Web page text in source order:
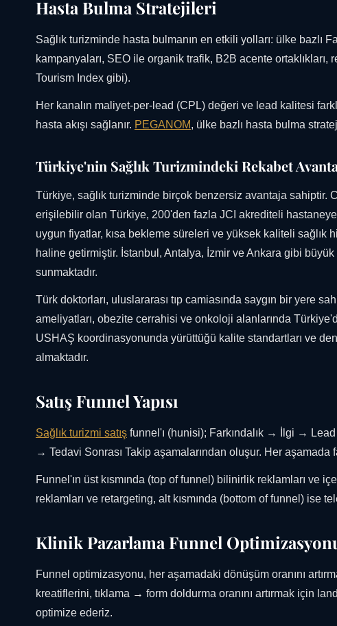
Hasta Bulma Stratejileri
Sağlık turizminde hasta bulmanın en etkili yolları: ülke bazlı
kampanyaları, SEO ile organik trafik, B2B acente
Tourism Index gibi).
Her kanalın maliyet-per-lead (CPL) değeri ve lead kalitesi
hasta akışı sağlanır. PEGANOM, ülke bazlı hasta bulma
Türkiye'nin Sağlık Turizmindeki Rekabet
Türkiye, sağlık turizminde birçok benzersiz avantaja
erişilebilir olan Türkiye, 200'den fazla JCI akrediteli
uygun fiyatlar, kısa bekleme süreleri ve yüksek kaliteli sağlık
haline getirmiştir. İstanbul, Antalya, İzmir ve Ankara gibi
sunmaktadır.
Türk doktorları, uluslararası tıp camiasında saygın bir yere
ameliyatları, obezite cerrahisi ve onkoloji alanlarında
USHAŞ koordinasyonunda yürüttüğü kalite standartları ve
almaktadır.
Satış Funnel Yapısı
Sağlık turizmi satış funnel'ı (hunisi); Farkındalık → İlgi →
→ Tedavi Sonrası Takip aşamalarından oluşur. Her aşamada
Funnel'ın üst kısmında (top of funnel) bilinirlik reklamları ve
reklamları ve retargeting, alt kısmında (bottom of funnel) ise
Klinik Pazarlama Funnel
Funnel optimizasyonu, her aşamadaki dönüşüm oranını
kreatiflerini, tıklama → form doldurma oranını artırmak için
optimize ederiz.